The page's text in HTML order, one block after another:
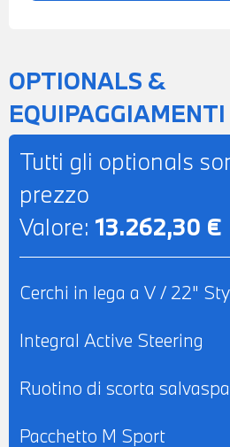
RADIO DIGITALE DAB -
HARMAN KARDON -
CONNECTED DRIVE
EMERGENZA -
AUTOMATICO A 5 ZONE -
ANTERIORI
SEDILI ANTERIORI
MEMORY - CINTURE DI
POSSIBILITA' DI PROVA
PERMUTA -
FINANZIAMENTO
OPTIONALS &
EQUIPAGGIAMENTI
Tutti gli optionals
prezzo
Valore: 13.262,30 €
Cerchi in lega a V / 22"
Integral Active Steering
Ruotino di scorta
Pacchetto M Sport